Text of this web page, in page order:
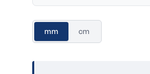
mm cm